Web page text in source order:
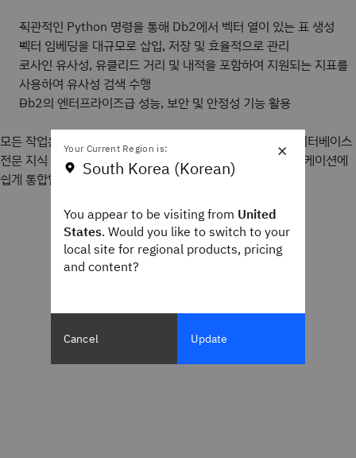
직관적인 Python 명령을 통해 Db2에서 벡터 열이 있는 표 생성
벡터 임베딩을 대규모로 삽입, 저장 및 효율적으로 관리
코사인 유사성, 유클리드 거리 및 내적을 포함하여 지원되는 지표를
사용하여 유사성 검색 수행
Db2의 엔터프라이즈급 성능, 보안 및 안정성 기능 활용
모든 작업은 익숙한 Python 워크플로를 통해 지원되므로 데이터베이스
전문 지식 없이 Db2를 최신 생성형 AI 및 에이전틱 AI 애플리케이션에
쉽게 통합할 수 있습니다.
×
Your Current Region is:
South Korea (Korean)
You appear to be visiting from United
States. Would you like to switch to your
local site for regional products, pricing
and content?
Cancel Update